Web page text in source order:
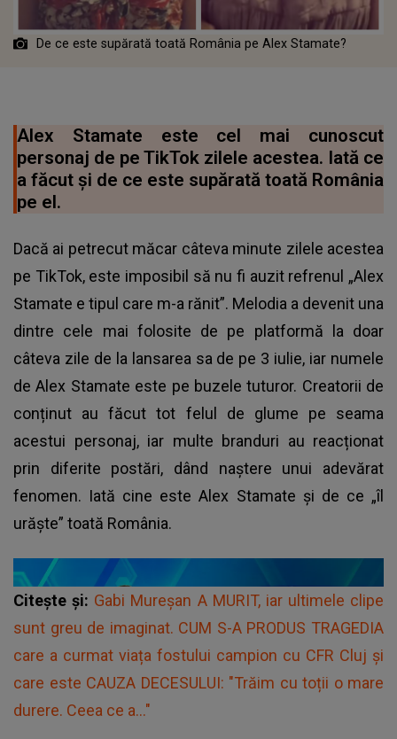
De ce este supărată toată România pe Alex Stamate?
Alex Stamate este cel mai cunoscut
personaj de pe TikTok zilele acestea. Iată ce
a făcut și de ce este supărată toată România
pe el.
Dacă ai petrecut măcar câteva minute zilele acestea
pe TikTok, este imposibil să nu fi auzit refrenul „Alex
Stamate e tipul care m-a rănit”. Melodia a devenit una
dintre cele mai folosite de pe platformă la doar
câteva zile de la lansarea sa de pe 3 iulie, iar numele
de Alex Stamate este pe buzele tuturor. Creatorii de
conținut au făcut tot felul de glume pe seama
acestui personaj, iar multe branduri au reacționat
prin diferite postări, dând naștere unui adevărat
fenomen. Iată cine este Alex Stamate și de ce „îl
urăște” toată România.
Citește și: Gabi Mureșan A MURIT, iar ultimele clipe
sunt greu de imaginat. CUM S-A PRODUS TRAGEDIA
care a curmat viața fostului campion cu CFR Cluj și
care este CAUZA DECESULUI: "Trăim cu toții o mare
durere. Ceea ce a..."